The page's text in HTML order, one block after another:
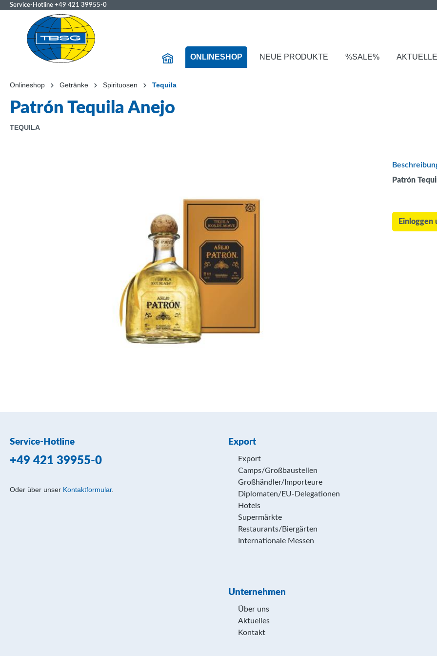
Service-Hotline +49 421 39955-0
ONLINESHOP NEUE PRODUKTE %SALE%
Onlineshop Getränke Spirituosen Tequila
Patrón Tequila Anejo
TEQUILA
Patrón
Einloggen
Service-Hotline
+49 421 39955-0
Oder über unser Kontaktformular.
Export
Export
Camps/Großbaustellen
Großhändler/Importeure
Diplomaten/EU-Delegationen
Hotels
Supermärkte
Restaurants/Biergärten
Internationale Messen
Unternehmen
Über uns
Aktuelles
Kontakt